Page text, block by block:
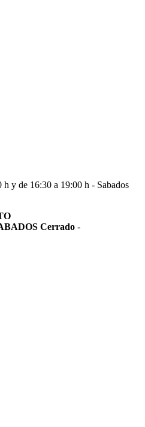
y de 16:30 a 19:00 h - Sabados
Cerrado -